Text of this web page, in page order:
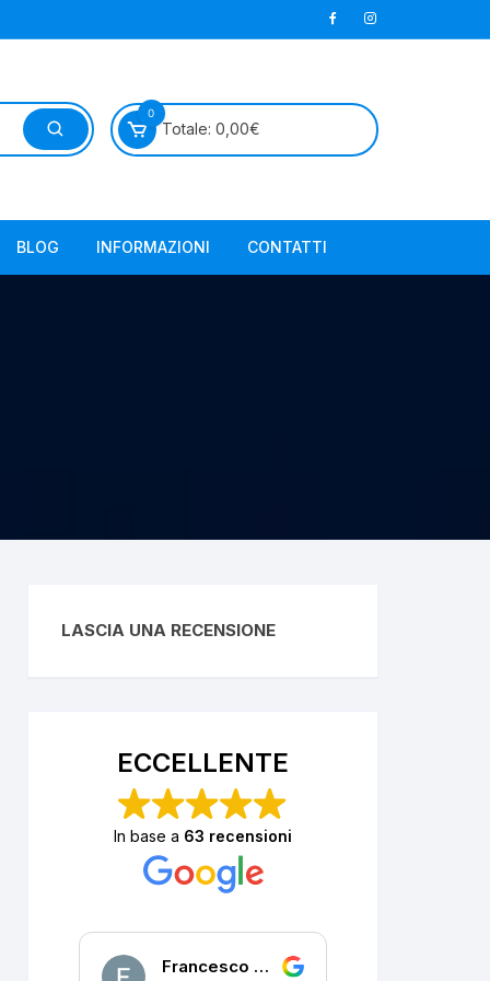
0
Totale: 0,00€
BLOG INFORMAZIONI CONTATTI
LASCIA UNA RECENSIONE
ECCELLENTE
In base a 63 recensioni
Francesco DALLA PORTA